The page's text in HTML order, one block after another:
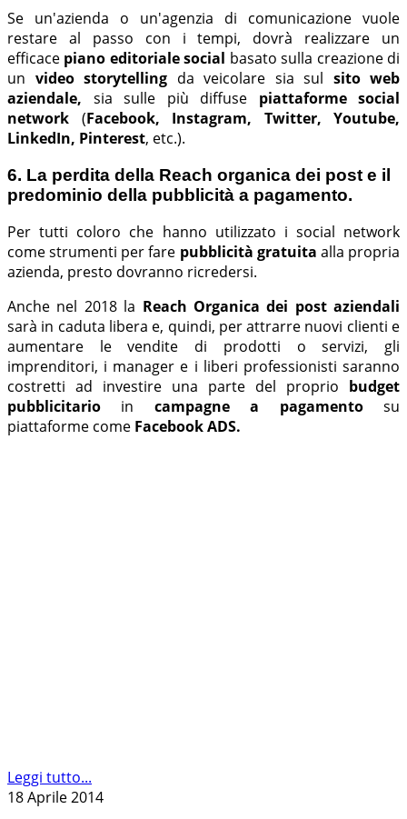
Se un'azienda o un'agenzia di comunicazione vuole
restare al passo con i tempi, dovrà realizzare un
efficace piano editoriale social basato sulla creazione di
un video storytelling da veicolare sia sul sito web
aziendale, sia sulle più diffuse piattaforme social
network (Facebook, Instagram, Twitter, Youtube,
LinkedIn, Pinterest, etc.).
6. La perdita della Reach organica dei post e il
predominio della pubblicità a pagamento.
Per tutti coloro che hanno utilizzato i social network
come strumenti per fare pubblicità gratuita alla propria
azienda, presto dovranno ricredersi.
Anche nel 2018 la Reach Organica dei post aziendali
sarà in caduta libera e, quindi, per attrarre nuovi clienti e
aumentare le vendite di prodotti o servizi, gli
imprenditori, i manager e i liberi professionisti saranno
costretti ad investire una parte del proprio budget
pubblicitario in campagne a pagamentosu
piattaforme come Facebook ADS.
Leggi tutto...
18 Aprile 2014